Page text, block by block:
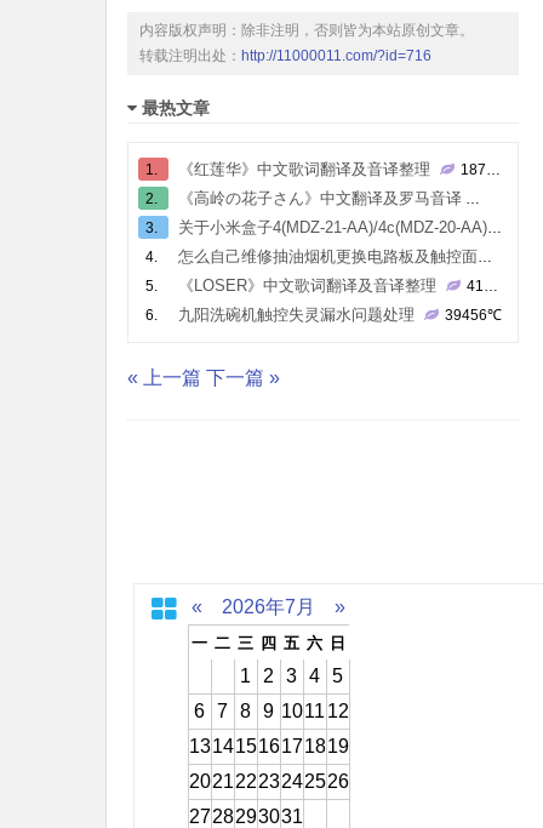
内容版权声明：除非注明，否则皆为本站原创文章。
转载注明出处：http://11000011.com/?id=716
最热文章
1. 《红莲华》中文歌词翻译及音译整理 187804
2.
《高岭の花子さん》中文翻译及罗马音译
3.
关于小米盒子4(MDZ-21-AA)/4c(MDZ-20-AA)的root
4. 怎么自己维修抽油烟机更换电路板及触控面板
5.
《LOSER》中文歌词翻译及音译整理 41305
6.
九阳洗碗机触控失灵漏水问题处理 39456℃
« 上一篇 下一篇 »
« 2026年7月 »
一 二 三 四 五 六 日
1 2 3 4
5
6
7 8 9 1011 12
13141516171819
20212223242526
2728293031